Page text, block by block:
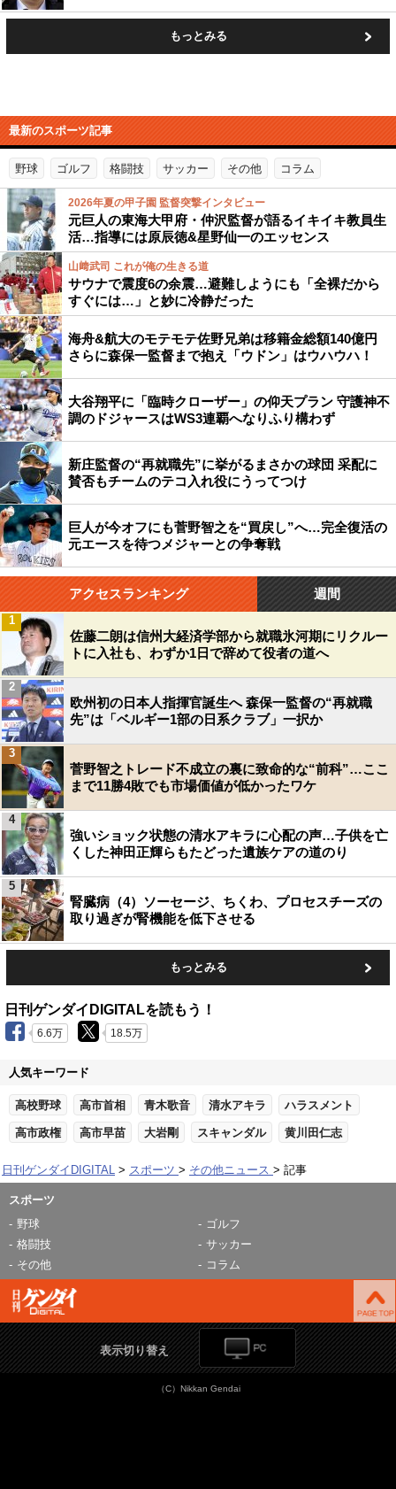
もっとみる
最新のスポーツ記事
野球 ゴルフ 格闘技 サッカー その他 コラム
2026年夏の甲子園 監督突撃インタビュー
元巨人の東海大甲府・仲沢監督が語るイキイキ教員生
活…指導には原辰徳&星野仙一のエッセンス
山﨑武司 これが俺の生きる道
サウナで震度6の余震…避難しようにも「全裸だから
すぐには…」と妙に冷静だった
海舟&航大のモテモテ佐野兄弟は移籍金総額140億円
さらに森保一監督まで抱え「ウドン」はウハウハ！
大谷翔平に「臨時クローザー」の仰天プラン 守護神不
調のドジャースはWS3連覇へなりふり構わず
新庄監督の“再就職先”に挙がるまさかの球団 采配に
賛否もチームのテコ入れ役にうってつけ
巨人が今オフにも菅野智之を“買戻し”へ…完全復活の
元エースを待つメジャーとの争奪戦
アクセスランキング 週間
佐藤二朗は信州大経済学部から就職氷河期にリクルー
トに入社も、わずか1日で辞めて役者の道へ
1
欧州初の日本人指揮官誕生へ 森保一監督の“再就職
先”は「ベルギー1部の日系クラブ」一択か
2
菅野智之トレード不成立の裏に致命的な“前科”…ここ
まで11勝4敗でも市場価値が低かったワケ
3
強いショック状態の清水アキラに心配の声…子供を亡
くした神田正輝らもたどった遺族ケアの道のり
4
腎臓病（4）ソーセージ、ちくわ、プロセスチーズの
取り過ぎが腎機能を低下させる
5
もっとみる
日刊ゲンダイDIGITALを読もう！
6.6万 18.5万
人気キーワード
高校野球 高市首相 青木歌音 清水アキラ ハラスメント
高市政権 高市早苗 大岩剛 スキャンダル 黄川田仁志
日刊ゲンダイDIGITAL スポーツ その他ニュース 記事
スポーツ
野球
ゴルフ
格闘技
サッカー
その他
コラム
表示切り替え
（C）Nikkan Gendai